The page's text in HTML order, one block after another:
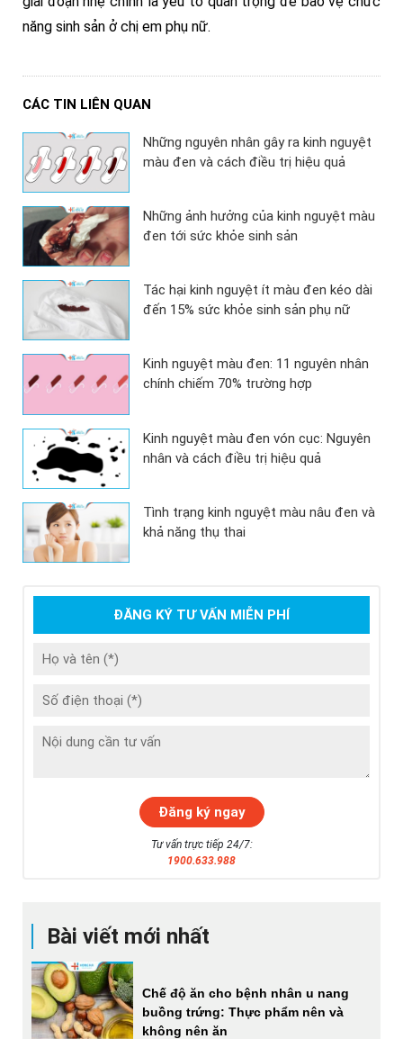
năng sinh sản ở chị em phụ nữ.
CÁC TIN LIÊN QUAN
Những nguyên nhân gây ra kinh nguyệt
màu đen và cách điều trị hiệu quả
Những ảnh hưởng của kinh nguyệt màu
đen tới sức khỏe sinh sản
Tác hại kinh nguyệt ít màu đen kéo dài
đến 15% sức khỏe sinh sản phụ nữ
Kinh nguyệt màu đen: 11 nguyên nhân
chính chiếm 70% trường hợp
Kinh nguyệt màu đen vón cục: Nguyên
nhân và cách điều trị hiệu quả
Tình trạng kinh nguyệt màu nâu đen và
khả năng thụ thai
Bài viết mới nhất
Chế độ ăn cho bệnh nhân u nang
buồng trứng: Thực phẩm nên và
không nên ăn
ĐĂNG KÝ TƯ VẤN MIỄN PHÍ
Tư vấn trực tiếp 24/7:
1900.633.988